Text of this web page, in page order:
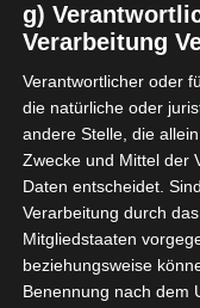
g)
Verarbeitung
Verantwortlicher oder
die natürliche oder
andere Stelle, die
Zwecke und Mittel der
Daten entscheidet.
Verarbeitung durch
Mitgliedstaaten
beziehungsweise
Benennung nach dem